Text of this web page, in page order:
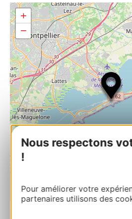
Nous respectons
!
Pour améliorer votre
partenaires utilisons des
+
−
Leaflet| Map